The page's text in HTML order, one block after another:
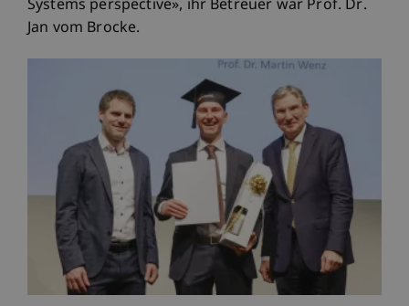
Systems perspective», ihr Betreuer war Prof. Dr.
Jan vom Brocke.